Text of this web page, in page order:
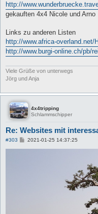
http://
gekauften 4x4 Nicole und Arno
Links zu anderen Listen
http://www.africa-overland.net/
http://www.burgi-online.ch/pb/
Viele Grüße von unterwegs
Jörg und Anja
4x4tripping
Schlammschipper
Re: Websites mit
#303
B2021-01-25 14:37:25